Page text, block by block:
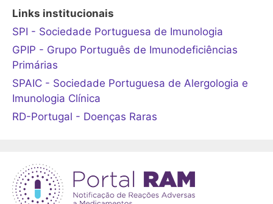
Links institucionais
SPI - Sociedade Portuguesa de Imunologia
GPIP - Grupo Português de Imunodeficiências
Primárias
SPAIC - Sociedade Portuguesa de Alergologia e
Imunologia Clínica
RD-Portugal - Doenças Raras